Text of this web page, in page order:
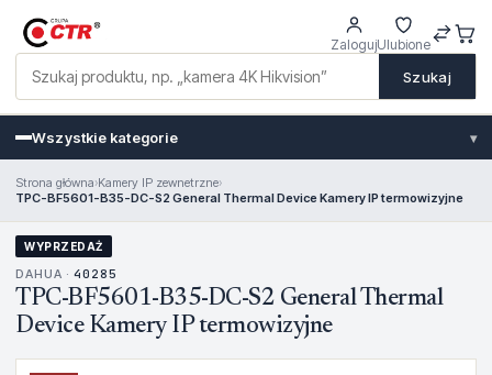
Szukaj
ZalogujUlubione
Wszystkie kategorie ▾
Strona główna›Kamery IP zewnetrzne›
TPC-BF5601-B35-DC-S2 General Thermal Device Kamery IP termowizyjne
WYPRZEDAŻ
DAHUA · 40285
TPC-BF5601-B35-DC-S2 General Thermal
Device Kamery IP termowizyjne